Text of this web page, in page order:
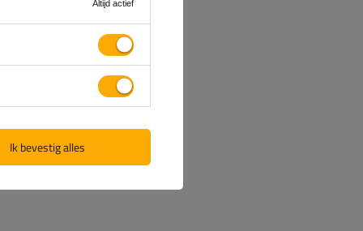
Altijd actief
Ik bevestig alles